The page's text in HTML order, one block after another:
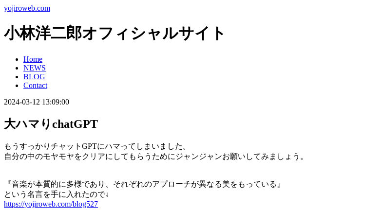
yojiroweb.com
小林洋二郎オフィシャルサイト
Home
NEWS
BLOG
Contact
2024-03-12 13:09:00
大ハマりchatGPT
もうすっかりチャットGPTにハマってしまいました。
自分の中のモヤモヤをクリアにしてもらうためにジャンジャンお願いしてみましょう。
『音楽が本質的に多様であり、それぞれのアプローチが異なる美をもっている』
という名言を手に入れたので↓
https://yojiroweb.com/blog527